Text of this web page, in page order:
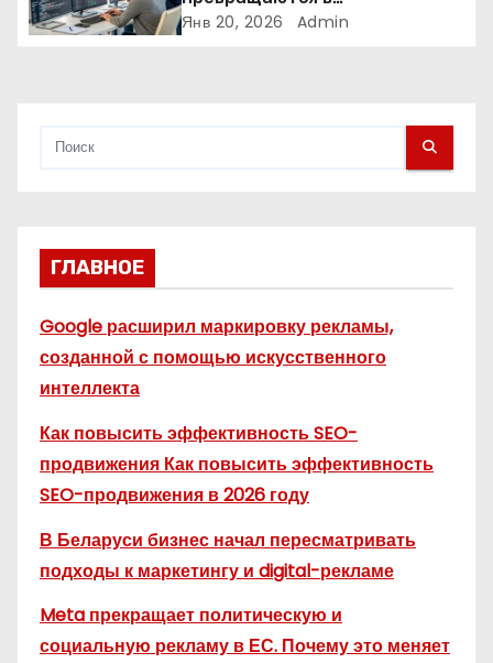
аналитические платформы
Янв 20, 2026 Admin
ГЛАВНОЕ
Google расширил маркировку рекламы,
созданной с помощью искусственного
интеллекта
Как повысить эффективность SEO-
продвижения Как повысить эффективность
SEO-продвижения в 2026 году
В Беларуси бизнес начал пересматривать
подходы к маркетингу и digital-рекламе
Meta прекращает политическую и
социальную рекламу в ЕС. Почему это меняет